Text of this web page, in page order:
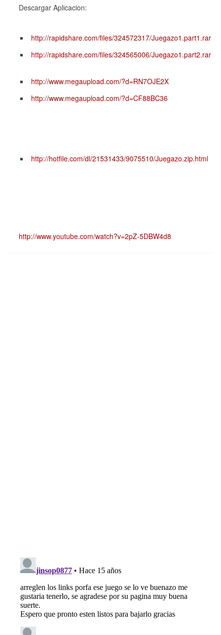
Descargar Aplicacion:
http://rapidshare.com/files/324572317/Juegazo1.part1.rar
http://rapidshare.com/files/324565006/Juegazo1.part2.rar
http://www.megaupload.com/?d=RN7OJE2X
http://www.megaupload.com/?d=CF88BC36
http://hotfile.com/dl/21531433/9075510/Juegazo.zip.html
http://www.youtube.com/watch?v=2pZ-5DBW4d8